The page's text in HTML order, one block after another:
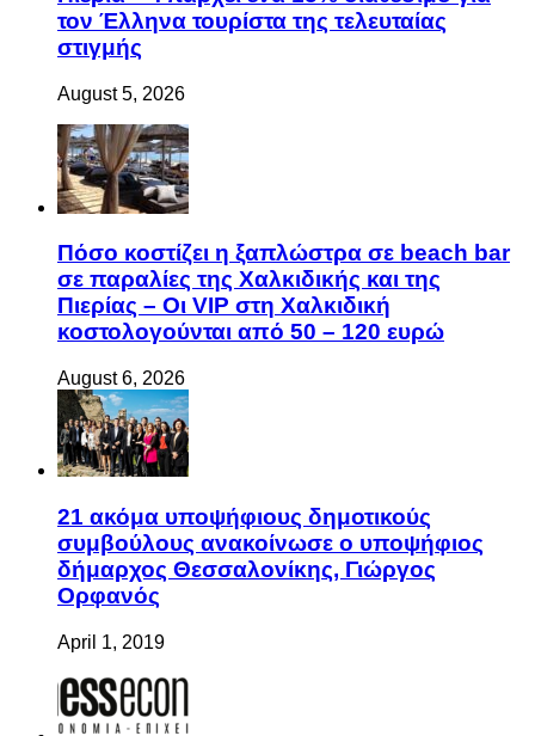
τον Έλληνα τουρίστα της τελευταίας
στιγμής
August 5, 2026
Πόσο κοστίζει η ξαπλώστρα σε beach bar
σε παραλίες της Χαλκιδικής και της
Πιερίας – Οι VIP στη Χαλκιδική
κοστολογούνται από 50 – 120 ευρώ
August 6, 2026
21 ακόμα υποψήφιους δημοτικούς
συμβούλους ανακοίνωσε ο υποψήφιος
δήμαρχος Θεσσαλονίκης, Γιώργος
Ορφανός
April 1, 2019